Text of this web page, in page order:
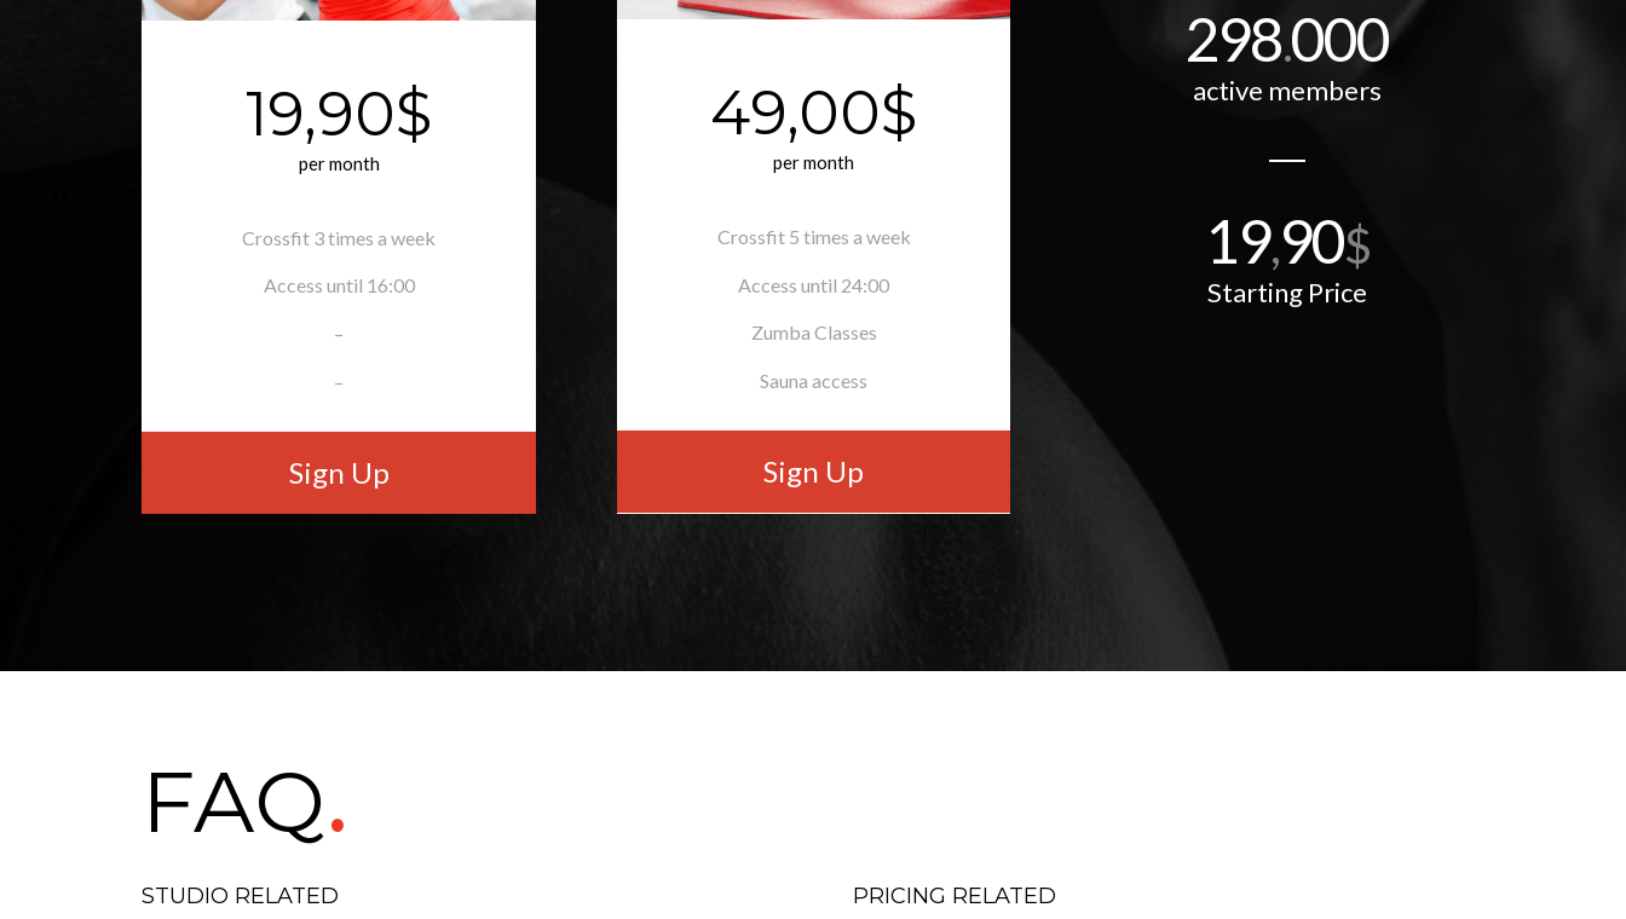
19,90$
per month
Crossfit 3 times a week
Access until 16:00
–
–
Sign Up
49,00$
per month
Crossfit 5 times a week
Access until 24:00
Zumba Classes
Sauna access
Sign Up
298.000
active members
19,90$
Starting Price
FAQ.
STUDIO RELATED PRICING RELATED